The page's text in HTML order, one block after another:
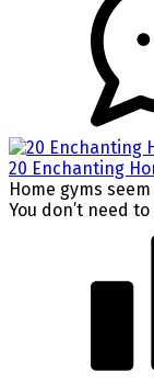
20 Enchanting
Home gyms
You don’t need